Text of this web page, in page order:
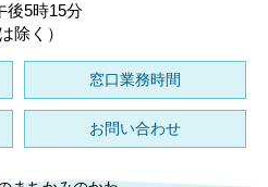
後5時15分
除く）
窓口業務時間
お問い合わせ